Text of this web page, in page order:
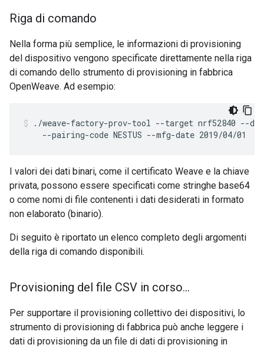
Riga di comando
Nella forma più semplice, le informazioni di provisioning
del dispositivo vengono specificate direttamente nella riga
di comando dello strumento di provisioning in fabbrica
OpenWeave. Ad esempio:
./weave-factory-prov-tool --target nrf52840 --
    --pairing-code NESTUS --mfg-date 2019/04/01
I valori dei dati binari, come il certificato Weave e la chiave
privata, possono essere specificati come stringhe base64
o come nomi di file contenenti i dati desiderati in formato
non elaborato (binario).
Di seguito è riportato un elenco completo degli argomenti
della riga di comando disponibili.
Provisioning del file CSV in corso...
Per supportare il provisioning collettivo dei dispositivi, lo
strumento di provisioning di fabbrica può anche leggere i
dati di provisioning da un file di dati di provisioning in